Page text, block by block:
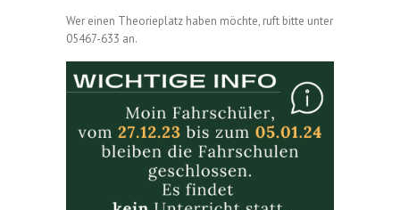
Wer einen Theorieplatz haben möchte, ruft bitte unter
05467-633 an.